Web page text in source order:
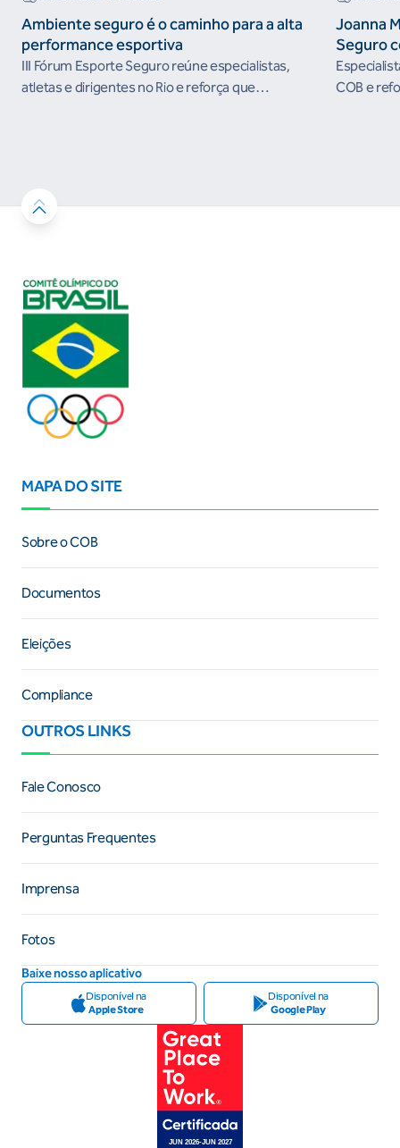
Ambiente seguro é o caminho para a alta
performance esportiva
III Fórum Esporte Seguro reúne especialistas,
atletas e dirigentes no Rio e reforça que
Joanna
Seguro
COB e
MAPA DO SITE
Sobre o COB
Documentos
Eleições
Compliance
OUTROS LINKS
Fale Conosco
Perguntas Frequentes
Imprensa
Fotos
Baixe nosso aplicativo
Disponível na
Apple Store
Disponível na
Google Play